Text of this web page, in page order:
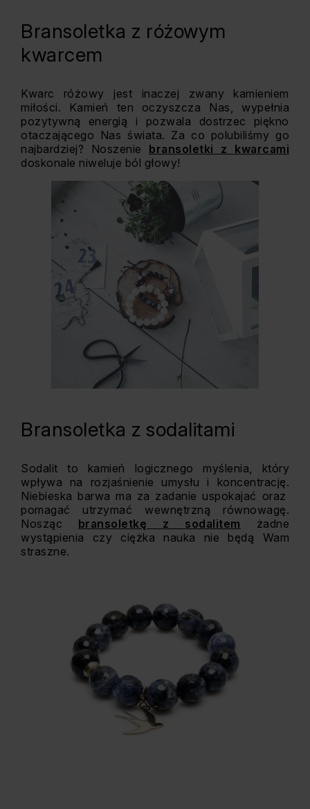
Bransoletka z różowym
kwarcem
Kwarc różowy jest inaczej zwany kamieniem
miłości. Kamień ten oczyszcza Nas, wypełnia
pozytywną energią i pozwala dostrzec piękno
otaczającego Nas świata. Za co polubiliśmy go
najbardziej? Noszenie bransoletki z kwarcami
doskonale niweluje ból głowy!
Bransoletka z sodalitami
Sodalit to kamień logicznego myślenia, który
wpływa na rozjaśnienie umysłu i koncentrację.
Niebieska barwa ma za zadanie uspokajać oraz
pomagać utrzymać wewnętrzną równowagę.
Nosząc bransoletkę z sodalitem żadne
wystąpienia czy ciężka nauka nie będą Wam
straszne.